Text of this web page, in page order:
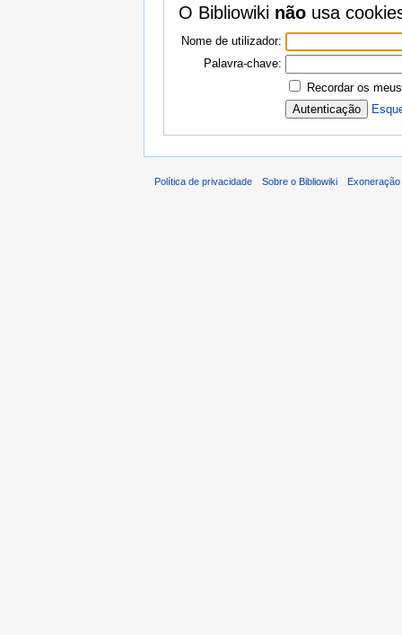
O Bibliowiki nãousa
Nome de utilizador:
Palavra-chave:
Recordar os
Política de privacidade Sobre o Bibliowiki